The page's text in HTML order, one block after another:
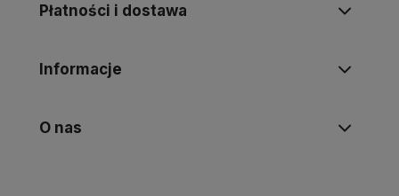
Płatności i dostawa
Informacje
O nas